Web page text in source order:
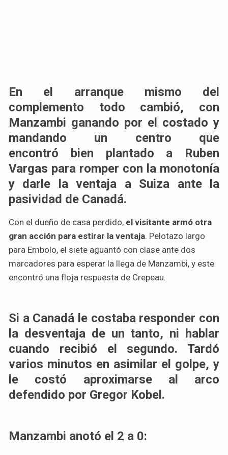
En el arranque mismo del
complemento todo cambió, con
Manzambi ganando por el costado y
mandando un centro que
encontró
bien plantado a Ruben
Vargas para romper con la monotonía
y darle la ventaja a Suiza
ante la
pasividad de Canadá.
Con el dueño de casa perdido, el visitante armó otra
gran acción para estirar la ventaja. Pelotazo largo
para Embolo, el siete aguantó con clase ante dos
marcadores para esperar la llega de Manzambi, y este
encontró una floja respuesta de Crepeau.
Si a Canadá le costaba responder con
la desventaja de un tanto, ni hablar
cuando recibió el segundo. Tardó
varios minutos en asimilar el golpe, y
le costó aproximarse al arco
defendido por Gregor Kobel.
Manzambi anotó el 2 a 0: